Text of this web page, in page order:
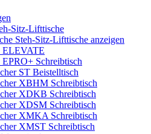
Sitz-Lifttische
Steh-Sitz-Lifttische anzeigen
ELEVATE
EPRO+ Schreibtisch
ST Beistelltisch
XBHM Schreibtisch
XDKB Schreibtisch
XDSM Schreibtisch
XMKA Schreibtisch
XMST Schreibtisch